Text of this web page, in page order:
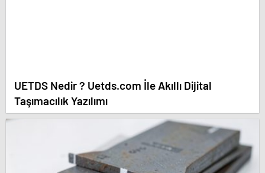
UETDS Nedir ? Uetds.com İle Akıllı Dijital
Taşımacılık Yazılımı